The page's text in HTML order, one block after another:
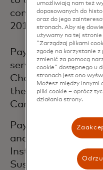
continued in this
2016.
Payal has
services as well.
Chartered, she
the AT&T Universal
Card for Citi.
Payal serves as a
and is a fellow at
Institute for
Sustainability. In
umożliwiają nam też
dopasowanych do
oraz do jego
stronach. Aby się
używamy na tej
"Zarządzaj plikami
zgodę na korzystanie z
zmienić za pomocą
cookie" dostępnego u
stronach jest ono
Możesz między innymi
pliki cookie – oprócz
działania strony.